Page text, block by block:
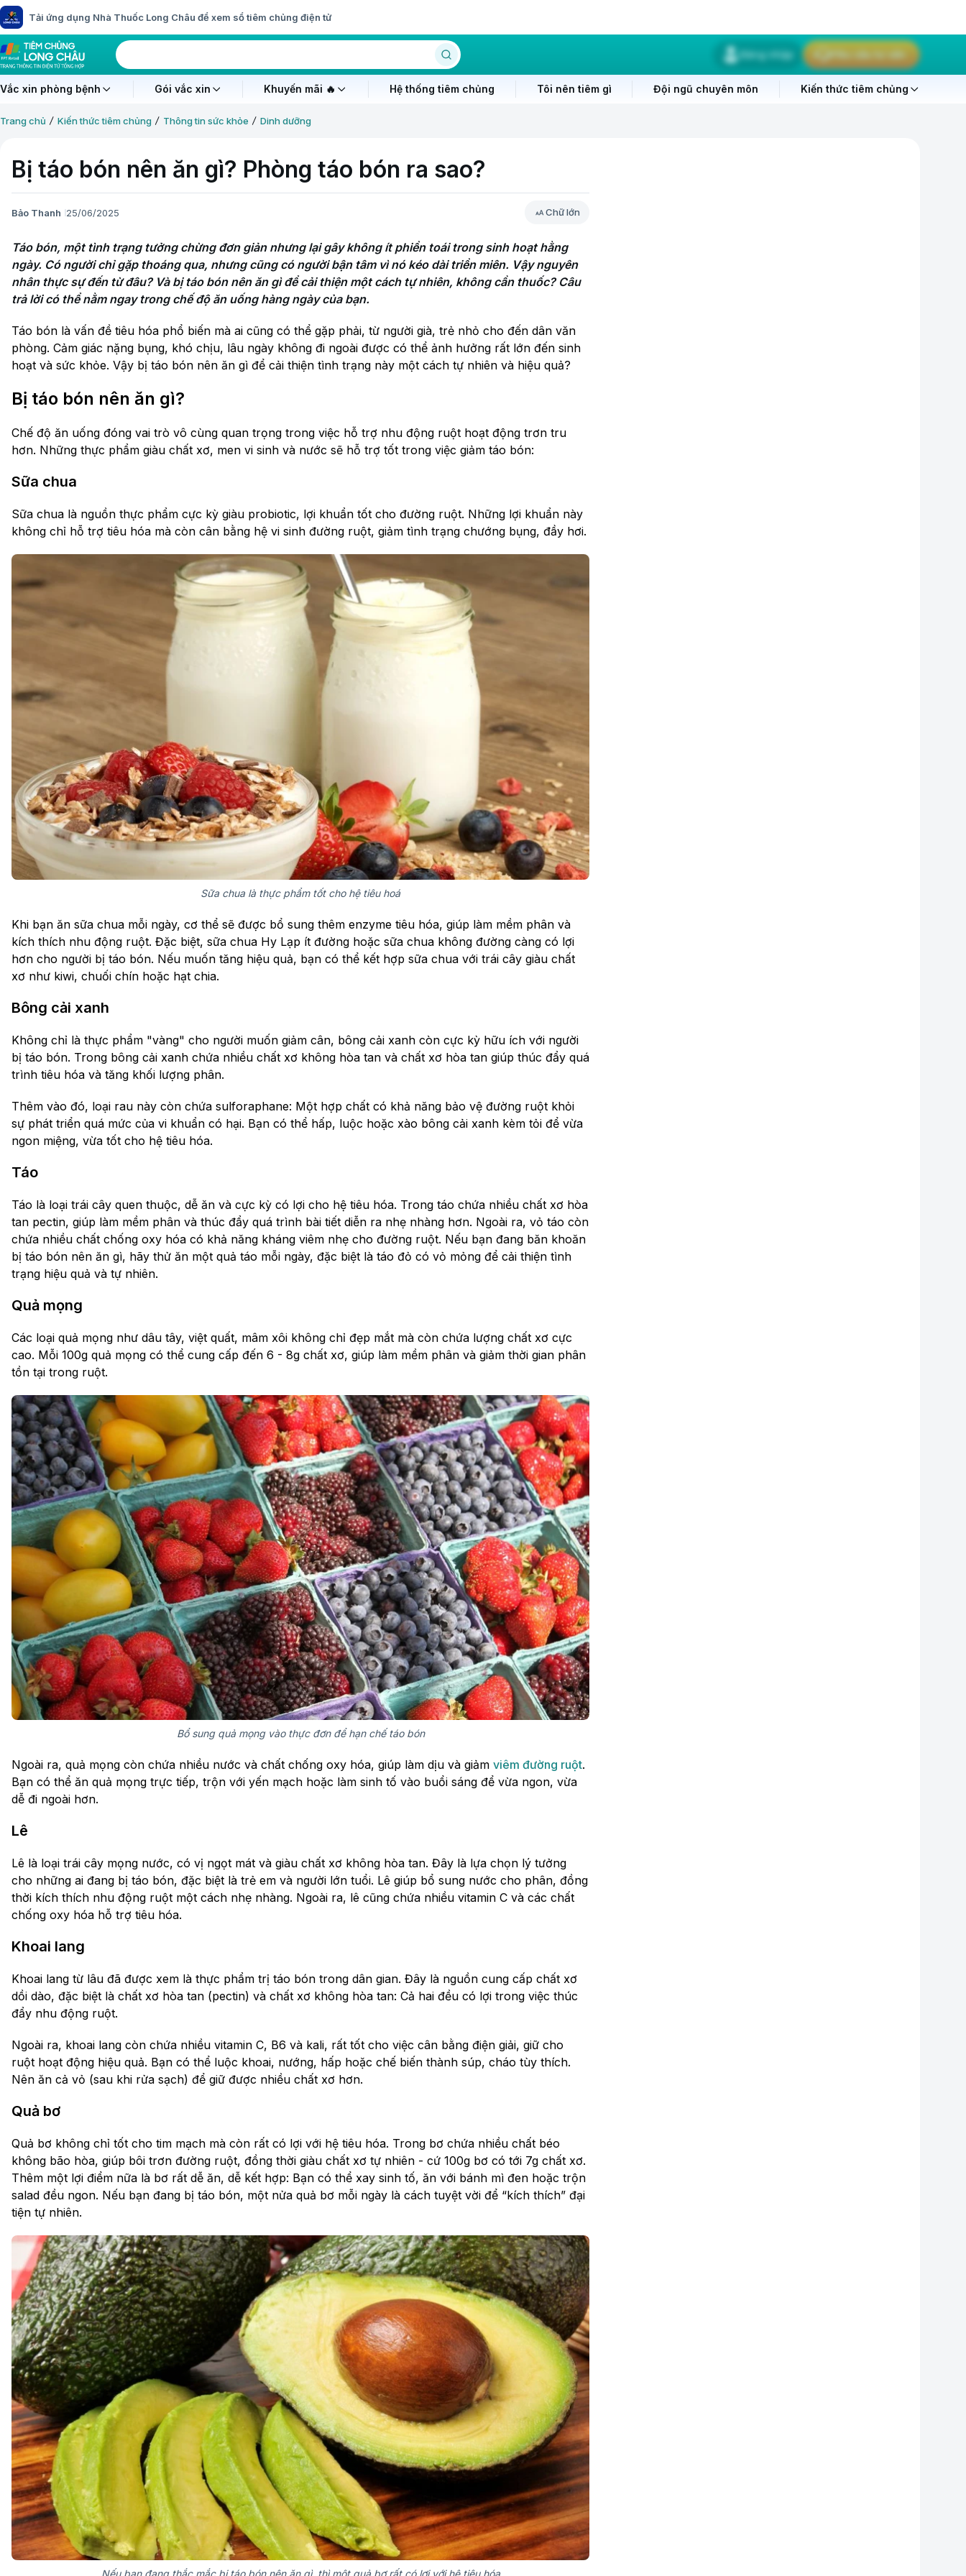
Tải ứng dụng Nhà Thuốc Long Châu để xem sổ tiêm chủng điện tử
Đăng nhập Yêu cầu tư vấn
Vắc xin phòng bệnh Gói vắc xin Khuyến mãi 🔥 Hệ thống tiêm chủng Tôi nên tiêm gì Đội ngũ chuyên môn Kiến thức tiêm chủng
Trang chủ Kiến thức tiêm chủng Thông tin sức khỏe Dinh dưỡng
Bị táo bón nên ăn gì? Phòng táo bón ra sao?
Bảo Thanh 25/06/2025 Chữ lớn
Táo bón, một tình trạng tưởng chừng đơn giản nhưng lại gây không ít phiền toái trong sinh hoạt hằng
ngày. Có người chỉ gặp thoáng qua, nhưng cũng có người bận tâm vì nó kéo dài triền miên. Vậy nguyên
nhân thực sự đến từ đâu? Và bị táo bón nên ăn gì để cải thiện một cách tự nhiên, không cần thuốc? Câu
trả lời có thể nằm ngay trong chế độ ăn uống hàng ngày của bạn.
Táo bón là vấn đề tiêu hóa phổ biến mà ai cũng có thể gặp phải, từ người già, trẻ nhỏ cho đến dân văn
phòng. Cảm giác nặng bụng, khó chịu, lâu ngày không đi ngoài được có thể ảnh hưởng rất lớn đến sinh
hoạt và sức khỏe. Vậy bị táo bón nên ăn gì để cải thiện tình trạng này một cách tự nhiên và hiệu quả?
Bị táo bón nên ăn gì?
Chế độ ăn uống đóng vai trò vô cùng quan trọng trong việc hỗ trợ nhu động ruột hoạt động trơn tru
hơn. Những thực phẩm giàu chất xơ, men vi sinh và nước sẽ hỗ trợ tốt trong việc giảm táo bón:
Sữa chua
Sữa chua là nguồn thực phẩm cực kỳ giàu probiotic, lợi khuẩn tốt cho đường ruột. Những lợi khuẩn này
không chỉ hỗ trợ tiêu hóa mà còn cân bằng hệ vi sinh đường ruột, giảm tình trạng chướng bụng, đầy hơi.
Sữa chua là thực phẩm tốt cho hệ tiêu hoá
Khi bạn ăn sữa chua mỗi ngày, cơ thể sẽ được bổ sung thêm enzyme tiêu hóa, giúp làm mềm phân và
kích thích nhu động ruột. Đặc biệt, sữa chua Hy Lạp ít đường hoặc sữa chua không đường càng có lợi
hơn cho người bị táo bón. Nếu muốn tăng hiệu quả, bạn có thể kết hợp sữa chua với trái cây giàu chất
xơ như kiwi, chuối chín hoặc hạt chia.
Bông cải xanh
Không chỉ là thực phẩm "vàng" cho người muốn giảm cân, bông cải xanh còn cực kỳ hữu ích với người
bị táo bón. Trong bông cải xanh chứa nhiều chất xơ không hòa tan và chất xơ hòa tan giúp thúc đẩy quá
trình tiêu hóa và tăng khối lượng phân.
Thêm vào đó, loại rau này còn chứa sulforaphane: Một hợp chất có khả năng bảo vệ đường ruột khỏi
sự phát triển quá mức của vi khuẩn có hại. Bạn có thể hấp, luộc hoặc xào bông cải xanh kèm tỏi để vừa
ngon miệng, vừa tốt cho hệ tiêu hóa.
Táo
Táo là loại trái cây quen thuộc, dễ ăn và cực kỳ có lợi cho hệ tiêu hóa. Trong táo chứa nhiều chất xơ hòa
tan pectin, giúp làm mềm phân và thúc đẩy quá trình bài tiết diễn ra nhẹ nhàng hơn. Ngoài ra, vỏ táo còn
chứa nhiều chất chống oxy hóa có khả năng kháng viêm nhẹ cho đường ruột. Nếu bạn đang băn khoăn
bị táo bón nên ăn gì, hãy thử ăn một quả táo mỗi ngày, đặc biệt là táo đỏ có vỏ mỏng để cải thiện tình
trạng hiệu quả và tự nhiên.
Quả mọng
Các loại quả mọng như dâu tây, việt quất, mâm xôi không chỉ đẹp mắt mà còn chứa lượng chất xơ cực
cao. Mỗi 100g quả mọng có thể cung cấp đến 6 - 8g chất xơ, giúp làm mềm phân và giảm thời gian phân
tồn tại trong ruột.
Bổ sung quả mọng vào thực đơn để hạn chế táo bón
Ngoài ra, quả mọng còn chứa nhiều nước và chất chống oxy hóa, giúp làm dịu và giảm viêm đường ruột.
Bạn có thể ăn quả mọng trực tiếp, trộn với yến mạch hoặc làm sinh tố vào buổi sáng để vừa ngon, vừa
dễ đi ngoài hơn.
Lê
Lê là loại trái cây mọng nước, có vị ngọt mát và giàu chất xơ không hòa tan. Đây là lựa chọn lý tưởng
cho những ai đang bị táo bón, đặc biệt là trẻ em và người lớn tuổi. Lê giúp bổ sung nước cho phân, đồng
thời kích thích nhu động ruột một cách nhẹ nhàng. Ngoài ra, lê cũng chứa nhiều vitamin C và các chất
chống oxy hóa hỗ trợ tiêu hóa.
Khoai lang
Khoai lang từ lâu đã được xem là thực phẩm trị táo bón trong dân gian. Đây là nguồn cung cấp chất xơ
dồi dào, đặc biệt là chất xơ hòa tan (pectin) và chất xơ không hòa tan: Cả hai đều có lợi trong việc thúc
đẩy nhu động ruột.
Ngoài ra, khoai lang còn chứa nhiều vitamin C, B6 và kali, rất tốt cho việc cân bằng điện giải, giữ cho
ruột hoạt động hiệu quả. Bạn có thể luộc khoai, nướng, hấp hoặc chế biến thành súp, cháo tùy thích.
Nên ăn cả vỏ (sau khi rửa sạch) để giữ được nhiều chất xơ hơn.
Quả bơ
Quả bơ không chỉ tốt cho tim mạch mà còn rất có lợi với hệ tiêu hóa. Trong bơ chứa nhiều chất béo
không bão hòa, giúp bôi trơn đường ruột, đồng thời giàu chất xơ tự nhiên - cứ 100g bơ có tới 7g chất xơ.
Thêm một lợi điểm nữa là bơ rất dễ ăn, dễ kết hợp: Bạn có thể xay sinh tố, ăn với bánh mì đen hoặc trộn
salad đều ngon. Nếu bạn đang bị táo bón, một nửa quả bơ mỗi ngày là cách tuyệt vời để “kích thích” đại
tiện tự nhiên.